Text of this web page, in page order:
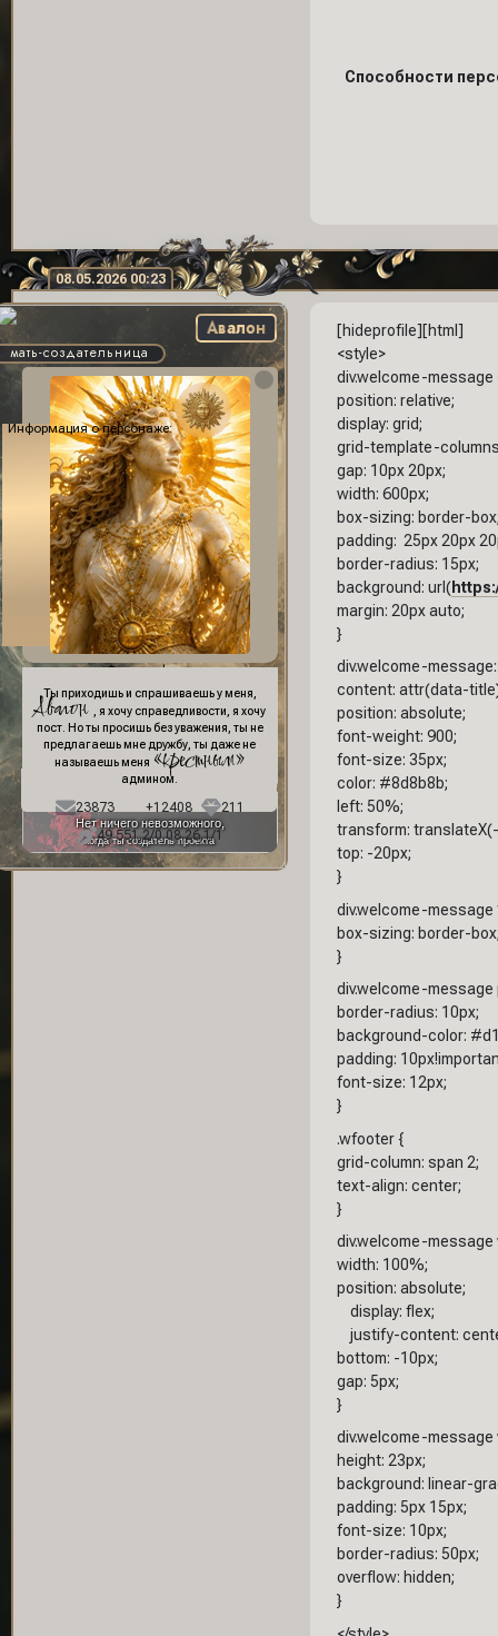
Способности
08.05.2026 00:23
Авалон
мать-создательница
Информация о персонаже:
Фон профиля:
Нет ничего невозможного,
когда ты создатель проекта
Ты приходишь и спрашиваешь у меня,
Авалон
, я хочу справедливости, я хочу
пост. Но ты просишь без уважения, ты не
предлагаешь мне дружбу, ты даже не
называешь меня «крестным»
админом.
23873 +12408
211
49 551,2/0 08.26,1/1
[hideprofile][html]
<style>
div.welcome-message
position: relative;
display: grid;
grid-template-
gap: 10px 20px;
width: 600px;
box-sizing: border-
padding: 25px 20px
border-radius: 15px;
background: url(
margin: 20px auto;
}
div.welcome-
content: attr(data-
position: absolute;
font-weight: 900;
font-size: 35px;
color: #8d8b8b;
left: 50%;
transform:
top: -20px;
}
div.welcome-message
box-sizing: border-
}
div.welcome-message
border-radius: 10px;
background-color:
padding:
font-size: 12px;
}
.wfooter {
grid-column: span 2;
text-align: center;
}
div.welcome-message
width: 100%;
position: absolute;
display: flex;
justify-content:
bottom: -10px;
gap: 5px;
}
div.welcome-message
height: 23px;
background: linear-
padding: 5px 15px;
font-size: 10px;
border-radius: 50px;
overflow: hidden;
}